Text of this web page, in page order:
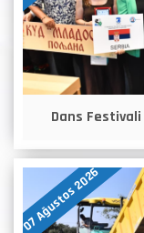
Dans Festivali
07 Ağustos 2026